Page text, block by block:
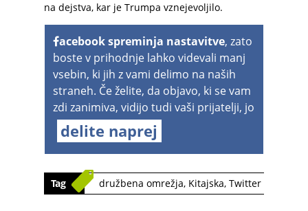
na dejstva, kar je Trumpa vznejevoljilo.
acebook spreminja nastavitve, zato
boste v prihodnje lahko videvali manj
vsebin, ki jih z vami delimo na naših
straneh. Če želite, da objavo, ki se vam
zdi zanimiva, vidijo tudi vaši prijatelji, jo
delite naprej
Tag družbena omrežja, Kitajska, Twitter